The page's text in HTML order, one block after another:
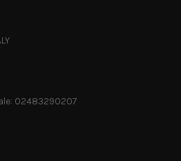
02483290207